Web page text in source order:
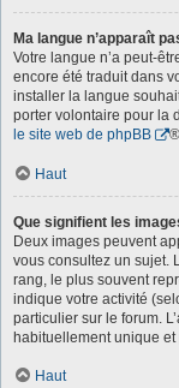
Ma langue n’apparaît
Votre langue n’a peut-
encore été traduit dans
installer la langue
porter volontaire pour la
le site web de phpBB
Haut
Que signifient les
Deux images peuvent
vous consultez un sujet.
rang, le plus souvent
indique votre activité
particulier sur le forum.
habituellement unique
Haut